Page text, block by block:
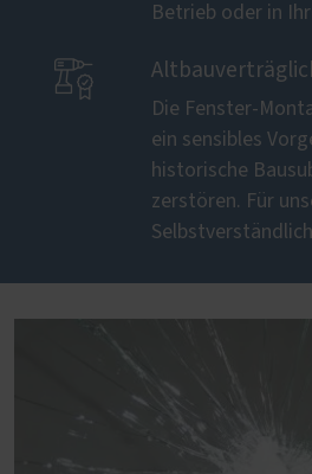
Betrieb oder in

Die Fenster-
ein sensibles
historische
zerstören. Für